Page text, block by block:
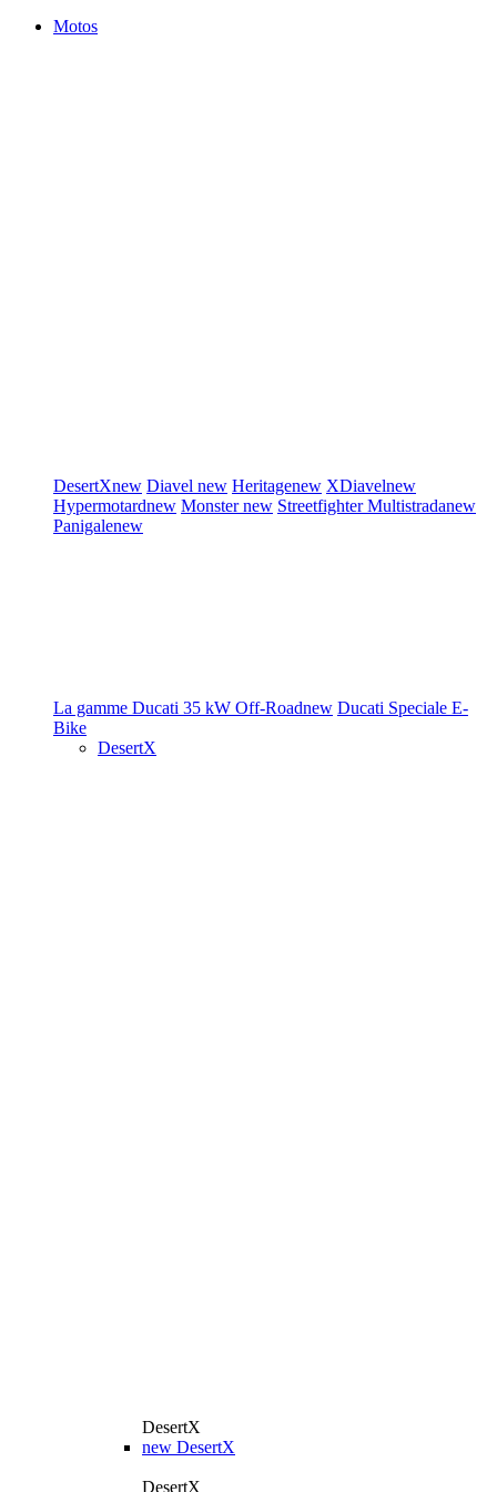
Motos
DesertXnew Diavel new Heritagenew XDiavelnew
Hypermotardnew Monsternew StreetfighterMultistradanew
Panigalenew
La gamme Ducati 35 kW Off-Roadnew Ducati Speciale E-
Bike
DesertX
DesertX
new DesertX
DesertX